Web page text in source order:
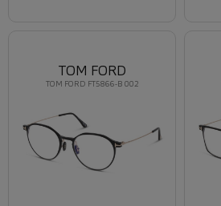
TOM FORD FT5866-B 002
TOM FORD